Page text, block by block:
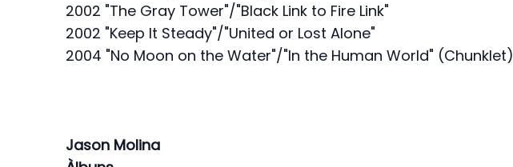
2002 "The Gray Tower"/"Black Link to Fire Link"
2002 "Keep It Steady"/"United or Lost Alone"
2004 "No Moon on the Water"/"In the Human World" (Chunklet)
Jason Molina